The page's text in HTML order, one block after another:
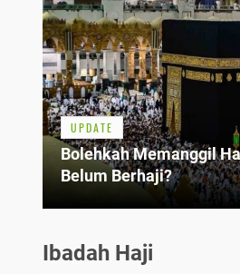
UPDATE
Bolehkah Memanggil
Belum Berhaji?
Ibadah Haji